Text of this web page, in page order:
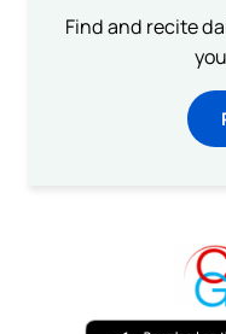
Find and recite